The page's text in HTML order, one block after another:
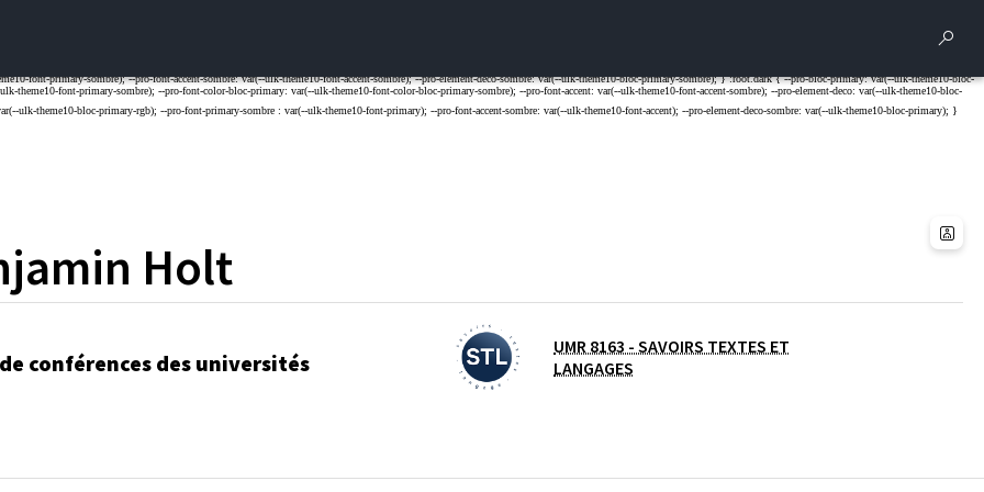
Holt
conférences des universités
UMR 8163 - SAVOIRS TEXTES ET
LANGAGES